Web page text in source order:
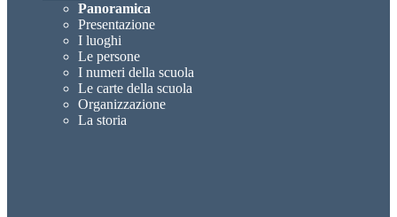
Panoramica
Presentazione
I luoghi
Le persone
I numeri della scuola
Le carte della scuola
Organizzazione
La storia